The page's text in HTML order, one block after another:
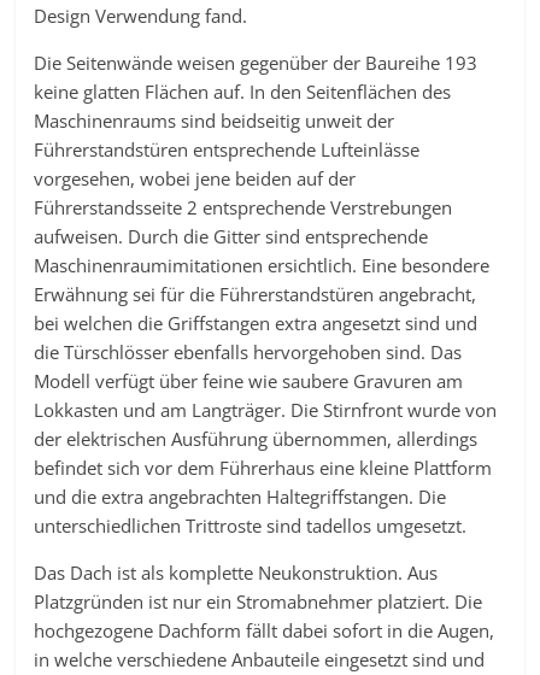
Design Verwendung fand.
Die Seitenwände weisen gegenüber der Baureihe 193
keine glatten Flächen auf. In den Seitenflächen des
Maschinenraums sind beidseitig unweit der
Führerstandstüren entsprechende Lufteinlässe
vorgesehen, wobei jene beiden auf der
Führerstandsseite 2 entsprechende Verstrebungen
aufweisen. Durch die Gitter sind entsprechende
Maschinenraumimitationen ersichtlich. Eine besondere
Erwähnung sei für die Führerstandstüren angebracht,
bei welchen die Griffstangen extra angesetzt sind und
die Türschlösser ebenfalls hervorgehoben sind. Das
Modell verfügt über feine wie saubere Gravuren am
Lokkasten und am Langträger. Die Stirnfront wurde von
der elektrischen Ausführung übernommen, allerdings
befindet sich vor dem Führerhaus eine kleine Plattform
und die extra angebrachten Haltegriffstangen. Die
unterschiedlichen Trittroste sind tadellos umgesetzt.
Das Dach ist als komplette Neukonstruktion. Aus
Platzgründen ist nur ein Stromabnehmer platziert. Die
hochgezogene Dachform fällt dabei sofort in die Augen,
in welche verschiedene Anbauteile eingesetzt sind und